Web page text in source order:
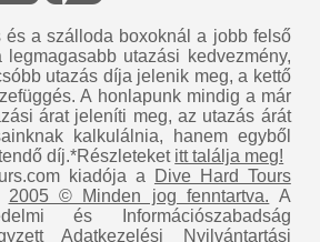
és a szálloda boxoknál a jobb felső
utazási kedvezmény,
utazás díja jelenik meg, a kettő
A honlapunk mindig a már
árat jeleníti meg, az utazás árát
kalkulálnia, hanem egyből
díj.*Részleteket itt találja meg!
kiadója a
Dive Hard Tours
2005 © Minden jog fenntartva. A
és Információszabadság
Adatkezelési Nyilvántartási